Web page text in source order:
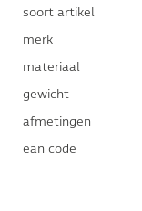
soort artikel
merk
materiaal
gewicht
afmetingen
ean code